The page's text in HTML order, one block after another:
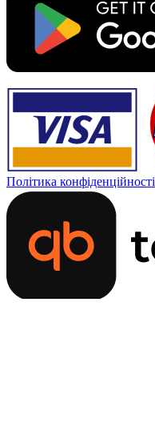
Політика конфіденційності